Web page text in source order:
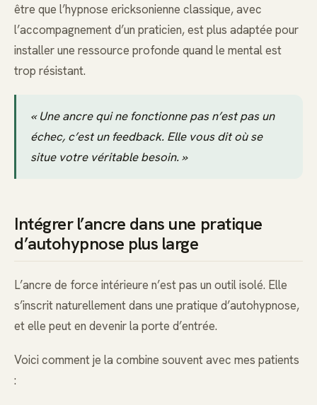
être que l’hypnose ericksonienne classique, avec
l’accompagnement d’un praticien, est plus adaptée pour
installer une ressource profonde quand le mental est
trop résistant.
« Une ancre qui ne fonctionne pas n’est pas un
échec, c’est un feedback. Elle vous dit où se
situe votre véritable besoin. »
Intégrer l’ancre dans une pratique
d’autohypnose plus large
L’ancre de force intérieure n’est pas un outil isolé. Elle
s’inscrit naturellement dans une pratique d’autohypnose,
et elle peut en devenir la porte d’entrée.
Voici comment je la combine souvent avec mes patients
: